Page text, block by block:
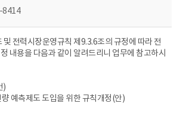
전력시장운영규칙 제9.3.6조의 규정에 따라 전
내용을 다음과 같이 알려드리니 업무에 참고하시
)
예측제도 도입을 위한 규칙개정(안)